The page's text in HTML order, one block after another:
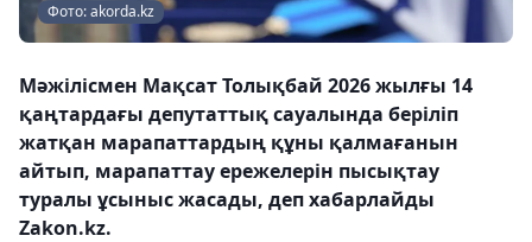
Фото: akorda.kz
Мәжілісмен Мақсат Толықбай 2026 жылғы 14
қаңтардағы депутаттық сауалында беріліп
жатқан марапаттардың құны қалмағанын
айтып, марапаттау ережелерін пысықтау
туралы ұсыныс жасады, деп хабарлайды
Zakon.kz.